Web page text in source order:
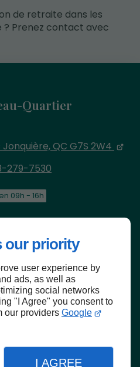
our priority
user experience by
ads, as well as
social networks
"I Agree" you consent to
our providers Google
I AGREE
de retraite dans les
? Prenez contact avec
Quartier
Jonquière, QC G7S 2W4
279-7530
09h - 16h
Plan du Site
de page